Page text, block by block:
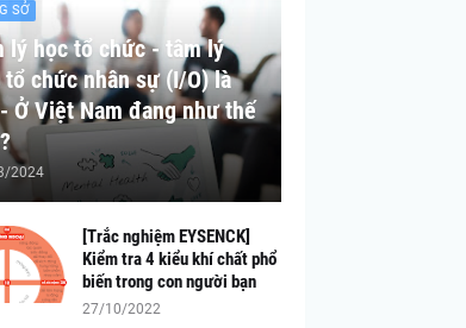
SỞ
lý học tổ chức - tâm lý
tổ chức nhân sự (I/O) là
Ở Việt Nam đang như thế
2024
[Trắc nghiệm EYSENCK]
Kiểm tra 4 kiểu khí chất phổ
biến trong con người bạn
27/10/2022